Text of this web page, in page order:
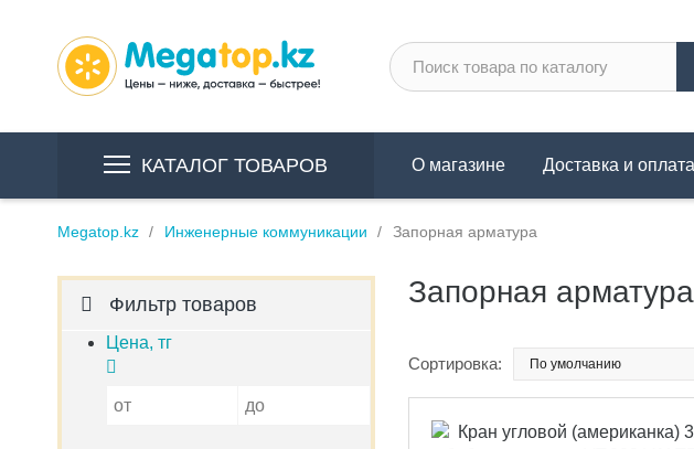
КАТАЛОГ ТОВАРОВ О магазине Доставка и оплата
Megatop.kz Инженерные коммуникации Запорная арматура
Фильтр товаров
Цена, тг
от до
Запорная арматура
Сортировка: